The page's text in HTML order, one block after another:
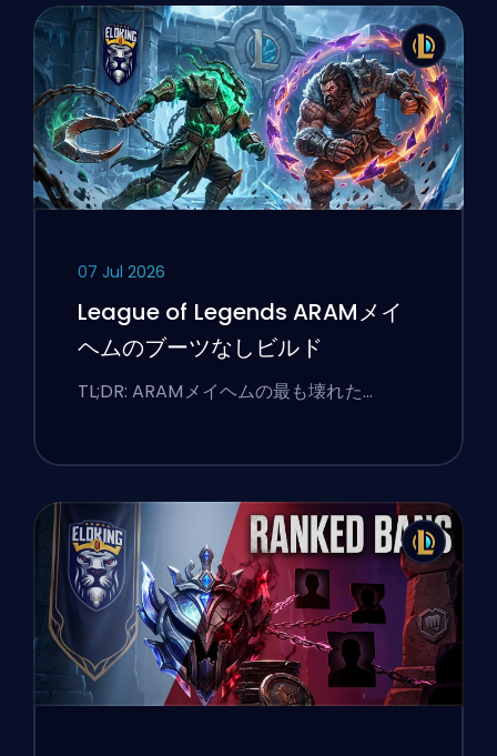
07 Jul 2026
League of Legends ARAMメイ
ヘムのブーツなしビルド
TL;DR: ARAMメイヘムの最も壊れた…